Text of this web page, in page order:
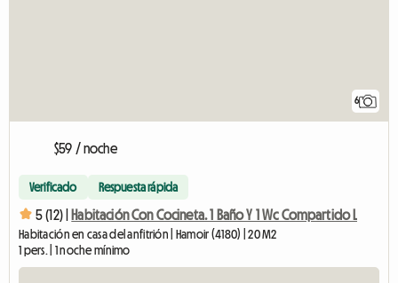
6
$59 / noche
Verificado Respuesta rápida
5 (12) | Habitación Con Cocineta. 1 Baño Y 1 Wc Compartido L
Habitación en casa del anfitrión | Hamoir (4180) | 20 M2
1 pers. | 1 noche mínimo